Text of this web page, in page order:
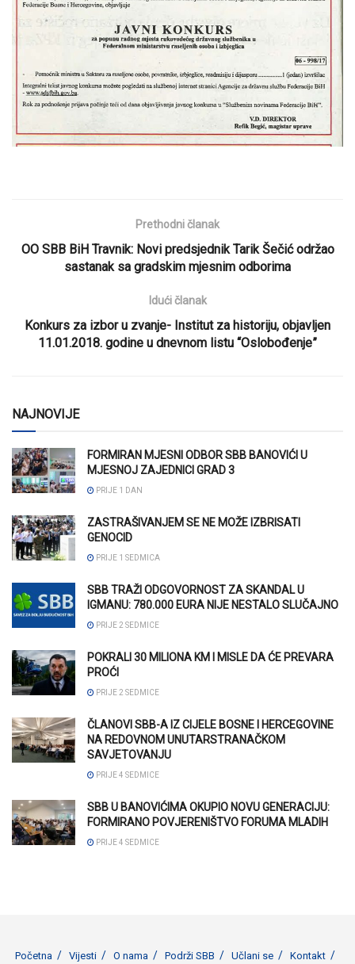
Prethodni članak
OO SBB BiH Travnik: Novi predsjednik Tarik Šečić održao
sastanak sa gradskim mjesnim odborima
Idući članak
Konkurs za izbor u zvanje- Institut za historiju, objavljen
11.01.2018. godine u dnevnom listu “Oslobođenje”
NAJNOVIJE
FORMIRAN MJESNI ODBOR SBB BANOVIĆI U
MJESNOJ ZAJEDNICI GRAD 3
PRIJE 1 DAN
ZASTRAŠIVANJEM SE NE MOŽE IZBRISATI
GENOCID
PRIJE 1 SEDMICA
SBB TRAŽI ODGOVORNOST ZA SKANDAL U
IGMANU: 780.000 EURA NIJE NESTALO SLUČAJNO
PRIJE 2 SEDMICE
POKRALI 30 MILIONA KM I MISLE DA ĆE PREVARA
PROĆI
PRIJE 2 SEDMICE
ČLANOVI SBB-A IZ CIJELE BOSNE I HERCEGOVINE
NA REDOVNOM UNUTARSTRANAČKOM
SAVJETOVANJU
PRIJE 4 SEDMICE
SBB U BANOVIĆIMA OKUPIO NOVU GENERACIJU:
FORMIRANO POVJERENIŠTVO FORUMA MLADIH
PRIJE 4 SEDMICE
Početna Vijesti O nama Podrži SBB Učlani se Kontakt